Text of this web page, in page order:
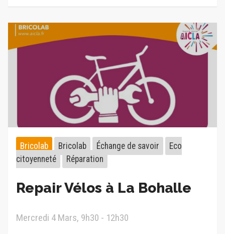
Bricolab Bricolab Échange de savoir
Eco
citoyenneté
Réparation
Repair Vélos à La Bohalle
Mercredi 4 Mars, 9h30 - 12h30